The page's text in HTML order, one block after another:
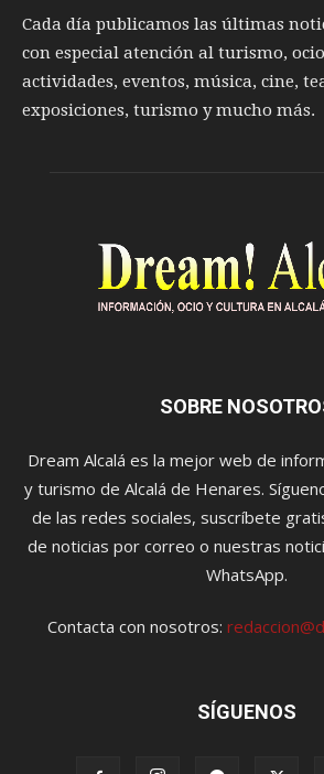
Cada día publicamos las últimas
con especial atención al turismo,
actividades, eventos, música, cine,
exposiciones, turismo y mucho más.
SOBRE
Dream Alcalá es la mejor web de
y turismo de Alcalá de Henares.
de las redes sociales, suscríbete
de noticias por correo o nuestras
WhatsApp.
Contacta con nosotros:
SÍGUENOS